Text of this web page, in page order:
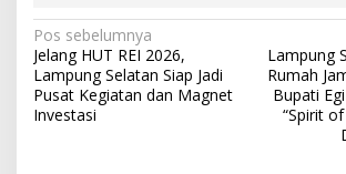
N
a
v
i
Pos sebelumnya
Jelang HUT REI 2026,
Lampung Selatan Siap Jadi
Pusat Kegiatan dan Magnet
Investasi
Lampung
Rumah
Bupati
“Spirit